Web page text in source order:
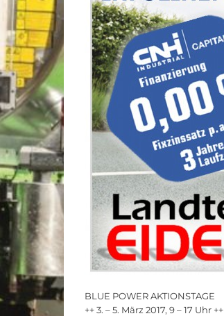
BLUE POWER AKTIONSTAGE
++ 3. – 5. März 2017, 9 – 17 Uhr ++